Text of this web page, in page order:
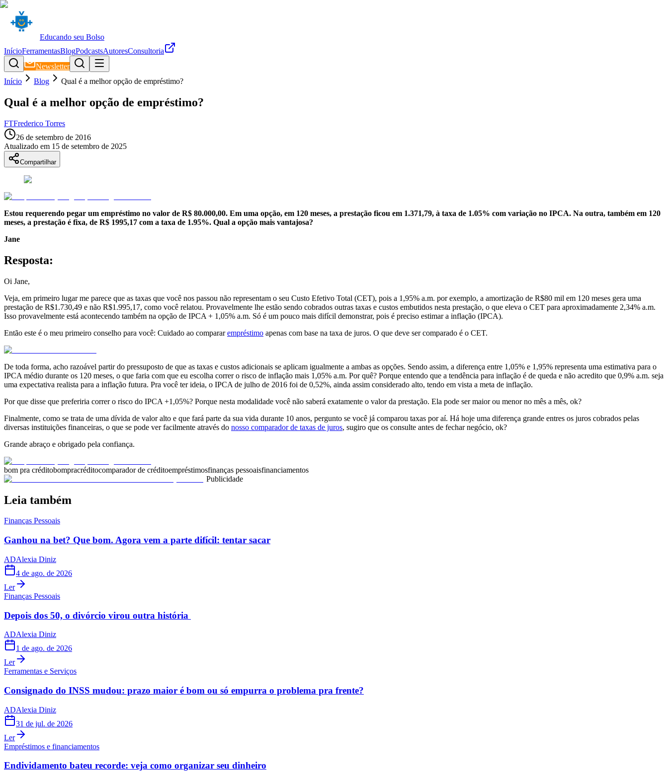
Educando seu Bolso
InícioFerramentasBlogPodcastsAutoresConsultoria
Newsletter
Início
Blog Qual é a melhor opção de empréstimo?
Qual é a melhor opção de empréstimo?
FTFrederico Torres
26 de setembro de 2016
Atualizado em 15 de setembro de 2025
Compartilhar
Estou requerendo pegar um empréstimo no valor de R$ 80.000,00. Em uma opção, em 120 meses, a prestação ficou em 1.371,79, à taxa de 1.05% com variação no IPCA. Na outra, também em 120
meses, a prestação é fixa, de R$ 1995,17 com a taxa de 1.95%. Qual a opção mais vantajosa?
Jane
Resposta:
Oi Jane,
Veja, em primeiro lugar me parece que as taxas que você nos passou não representam o seu Custo Efetivo Total (CET), pois a 1,95% a.m. por exemplo, a amortização de R$80 mil em 120 meses gera uma
prestação de R$1.730,49 e não R$1.995,17, como você relatou. Provavelmente lhe estão sendo cobrados outras taxas e custos embutidos nesta prestação, o que eleva o CET para aproximadamente 2,34% a.m.
Isso provavelmente está acontecendo também na opção de IPCA + 1,05% a.m. Só é um pouco mais difícil demonstrar, pois é preciso estimar a inflação (IPCA).
Então este é o meu primeiro conselho para você: Cuidado ao compararempréstimo apenas com base na taxa de juros. O que deve ser comparado é o CET.
De toda forma, acho razoável partir do pressuposto de que as taxas e custos adicionais se aplicam igualmente a ambas as opções. Sendo assim, a diferença entre 1,05% e 1,95% representa uma estimativa para o
IPCA médio durante os 120 meses, o que faria com que eu escolha correr o risco de inflação mais 1,05% a.m. Por quê? Porque entendo que a tendência para inflação é de queda e não acredito que 0,9% a.m. seja
uma expectativa realista para a inflação futura. Pra você ter ideia, o IPCA de julho de 2016 foi de 0,52%, ainda assim considerado alto, tendo em vista a meta de inflação.
Por que disse que preferiria correr o risco do IPCA +1,05%? Porque nesta modalidade você não saberá exatamente o valor da prestação. Ela pode ser maior ou menor no mês a mês, ok?
Finalmente, como se trata de uma dívida de valor alto e que fará parte da sua vida durante 10 anos, pergunto se você já comparou taxas por aí. Há hoje uma diferença grande entres os juros cobrados pelas
diversas instituições financeiras, o que se pode ver facilmente através do nosso comparador de taxas de juros, sugiro que os consulte antes de fechar negócio, ok?
Grande abraço e obrigado pela confiança.
bom pra créditobompracréditocomparador de créditoempréstimosfinanças pessoaisfinanciamentos
Publicidade
Leia também
Finanças Pessoais
Ganhou na bet? Que bom. Agora vem a parte difícil: tentar sacar
ADAlexia Diniz
4 de ago. de 2026
Ler
Finanças Pessoais
Depois dos 50, o divórcio virou outra história
ADAlexia Diniz
1 de ago. de 2026
Ler
Ferramentas e Serviços
Consignado do INSS mudou: prazo maior é bom ou só empurra o problema pra frente?
ADAlexia Diniz
31 de jul. de 2026
Ler
Empréstimos e financiamentos
Endividamento bateu recorde: veja como organizar seu dinheiro